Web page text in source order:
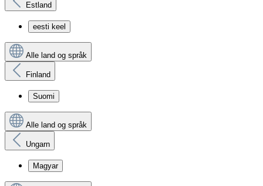
Estland
eesti keel
Alle land og språk
Finland
Suomi
Alle land og språk
Ungarn
Magyar